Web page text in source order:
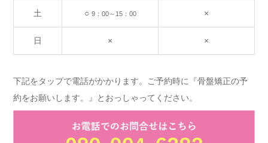
土
日
○ 9：00～15：00
×
×
×
下記をタップで電話がかかります。ご予約時に『骨盤矯正の予
約をお願いします。』とおっしゃってください。